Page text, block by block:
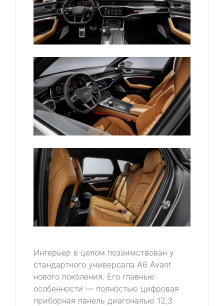
Интерьер в целом позаимствован у
стандартного универсала A6 Avant
нового поколения. Его главные
особенности — полностью цифровая
приборная панель диагональю 12,3